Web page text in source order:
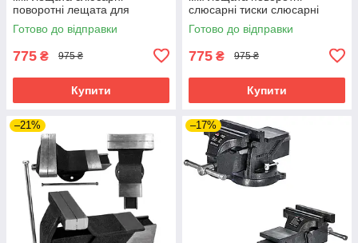
поворотні лещата для
майстерні
Готово до відправки
775 ₴ 975 ₴
Купити
слюсарні тиски слюсарні
поворотні
Готово до відправки
775 ₴ 975 ₴
Купити
–21% –17%